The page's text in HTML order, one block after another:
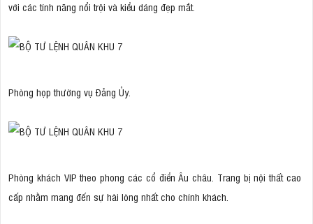
với các tính năng nổi trội và kiểu dáng đẹp mắt.
Phòng họp thường vụ Đảng Ủy.
Phòng khách VIP theo phong các cổ điển Âu châu. Trang bị nội thất cao
cấp nhằm mang đến sự hài lòng nhất cho chính khách.